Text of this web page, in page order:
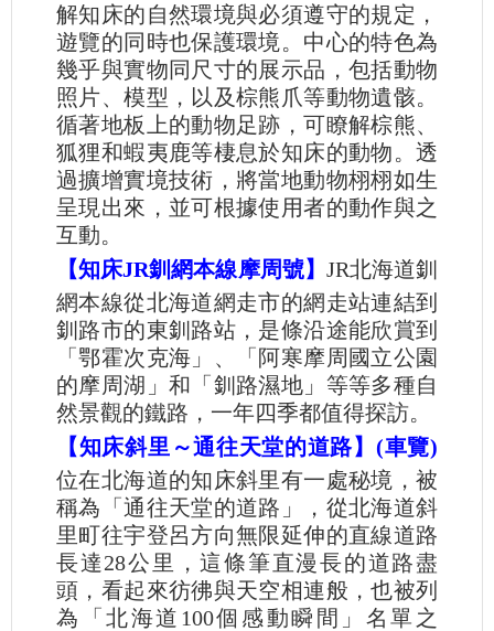
解知床的自然環境與必須遵守的規定，
遊覽的同時也保護環境。中心的特色為
幾乎與實物同尺寸的展示品，包括動物
照片、模型，以及棕熊爪等動物遺骸。
循著地板上的動物足跡，可瞭解棕熊、
狐狸和蝦夷鹿等棲息於知床的動物。透
過擴增實境技術，將當地動物栩栩如生
呈現出來，並可根據使用者的動作與之
互動。
【知床JR釧網本線摩周號】 JR北海道釧
網本線從北海道網走市的網走站連結到
釧路市的東釧路站，是條沿途能欣賞到
「鄂霍次克海」、「阿寒摩周國立公園
的摩周湖」和「釧路濕地」等等多種自
然景觀的鐵路，一年四季都值得探訪。
【知床斜里～通往天堂的道路】(車覽)
位在北海道的知床斜里有一處秘境，被
稱為「通往天堂的道路」，從北海道斜
里町往宇登呂方向無限延伸的直線道路
長達28公里，這條筆直漫長的道路盡
頭，看起來彷彿與天空相連般，也被列
為「北海道100個感動瞬間」名單之